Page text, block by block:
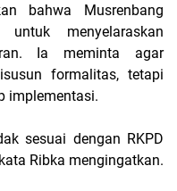
bahwa Musrenbang
menyelaraskan
Ia meminta agar
formalitas, tetapi
implementasi.
sesuai dengan RKPD
Ribka mengingatkan.